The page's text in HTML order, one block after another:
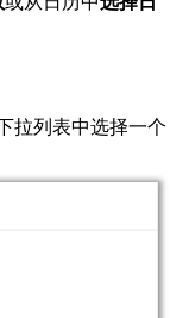
拉列表中选择一个